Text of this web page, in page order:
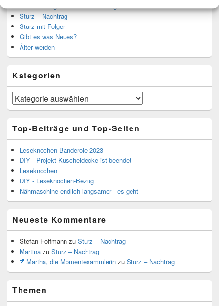
Sturz – Nachtrag
Sturz mit Folgen
Gibt es was Neues?
Älter werden
Kategorien
Kategorien
Top-Beiträge und Top-Seiten
Leseknochen-Banderole 2023
DIY - Projekt Kuscheldecke ist beendet
Leseknochen
DIY - Leseknochen-Bezug
Nähmaschine endlich langsamer - es geht
Neueste Kommentare
Stefan Hoffmann zu Sturz – Nachtrag
Martina zu Sturz – Nachtrag
Martha, die Momentesammlerinzu Sturz – Nachtrag
Themen